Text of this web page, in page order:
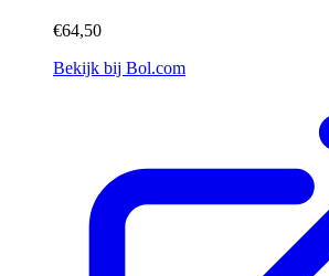
€64,50
Bekijk bij Bol.com